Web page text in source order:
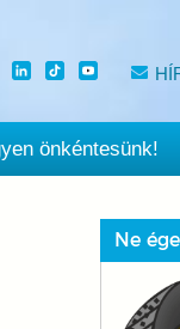
önkéntesünk!
Ne